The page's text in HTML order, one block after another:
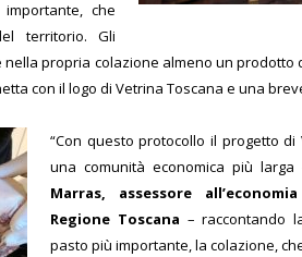
che
territorio. Gli
propria colazione almeno un prodotto
con il logo di Vetrina Toscana e una
“Con questo protocollo il progetto
una comunità economica più larga
Marras, assessore
Regione Toscana – raccontando
pasto più importante, la colazione,